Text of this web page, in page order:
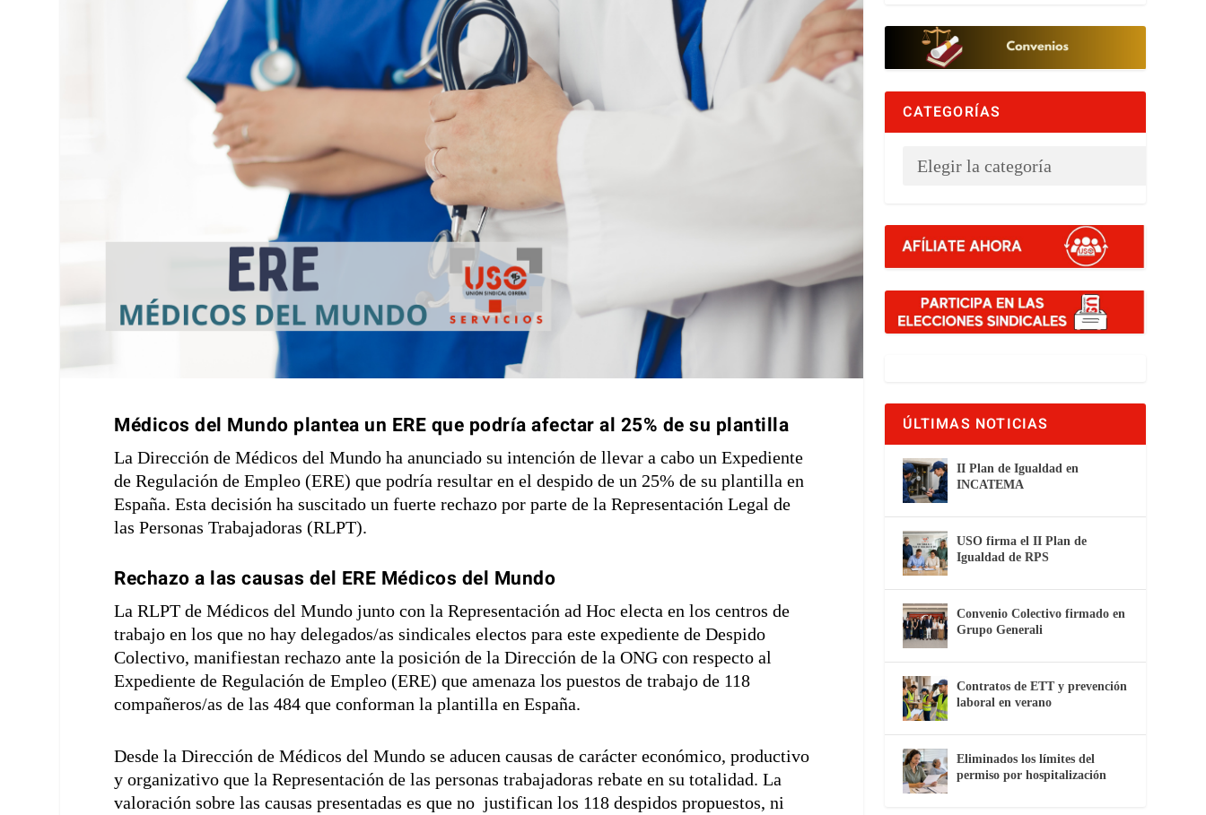
Médicos del Mundo plantea un ERE que podría afectar al 25% de su plantilla
La Dirección de Médicos del Mundo ha anunciado su intención de llevar a cabo un Expediente
de Regulación de Empleo (ERE) que podría resultar en el despido de un 25% de su plantilla en
España. Esta decisión ha suscitado un fuerte rechazo por parte de la Representación Legal de
las Personas Trabajadoras (RLPT).
Rechazo a las causas del ERE Médicos del Mundo
La RLPT de Médicos del Mundo junto con la Representación ad Hoc electa en los centros de
trabajo en los que no hay delegados/as sindicales electos para este expediente de Despido
Colectivo, manifiestan rechazo ante la posición de la Dirección de la ONG con respecto al
Expediente de Regulación de Empleo (ERE) que amenaza los puestos de trabajo de 118
compañeros/as de las 484 que conforman la plantilla en España.
Desde la Dirección de Médicos del Mundo se aducen causas de carácter económico, productivo
y organizativo que la Representación de las personas trabajadoras rebate en su totalidad. La
valoración sobre las causas presentadas es que no justifican los 118 despidos propuestos, ni
CATEGORÍAS
ÚLTIMAS NOTICIAS
II Plan de Igualdad en
INCATEMA
USO firma el II Plan de
Igualdad de RPS
Convenio Colectivo firmado en
Grupo Generali
Contratos de ETT y prevención
laboral en verano
Eliminados los límites del
permiso por hospitalización